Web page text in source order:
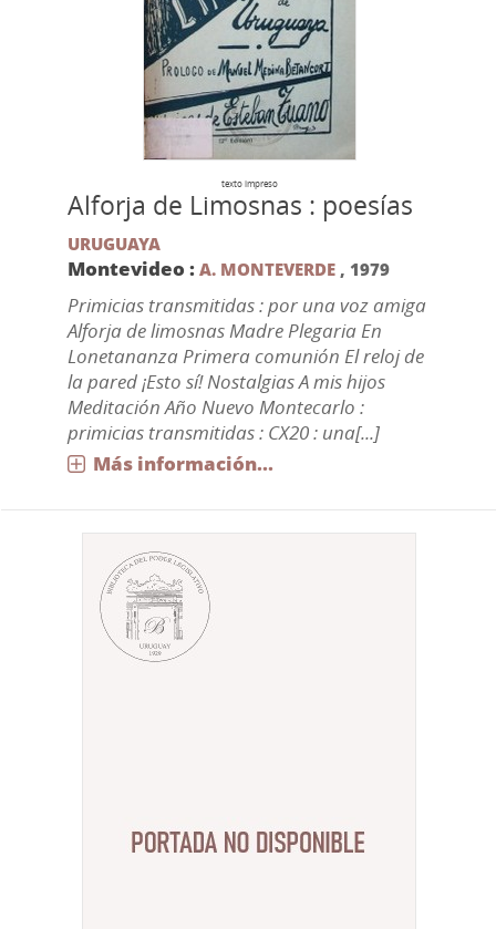
texto impreso
Alforja de Limosnas : poesías
URUGUAYA
Montevideo : A. MONTEVERDE, 1979
Primicias transmitidas : por una voz amiga
Alforja de limosnas Madre Plegaria En
Lonetananza Primera comunión El reloj de
la pared ¡Esto sí! Nostalgias A mis hijos
Meditación Año Nuevo Montecarlo :
primicias transmitidas : CX20 : una[...]
Más información...